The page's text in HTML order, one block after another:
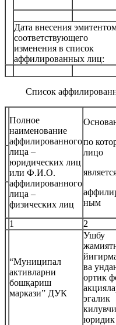
Дата внесения
соответствующего
изменения в список
аффилированных лиц:
Список
Полное
наименование
аффилированного
лица –
юридических лиц
или Ф.И.О.
аффилированного
лица –
физических лиц
по
лицо
ным
1 2
“Муниципал
активларни
бошқариш
маркази” ДУК
Ушбу
ва
ортик
эгалик
килувчи
юридик